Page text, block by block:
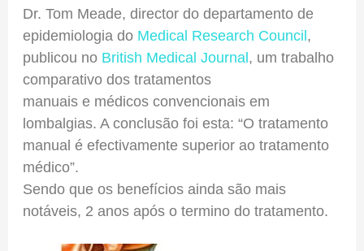
Dr. Tom Meade, director do departamento de
epidemiologia do Medical Research Council,
publicou no British Medical Journal, um trabalho
comparativo dos tratamentos
manuais e médicos convencionais em
lombalgias. A conclusão foi esta: “O tratamento
manual é efectivamente superior ao tratamento
médico”.
Sendo que os benefícios ainda são mais
notáveis, 2 anos após o termino do tratamento.